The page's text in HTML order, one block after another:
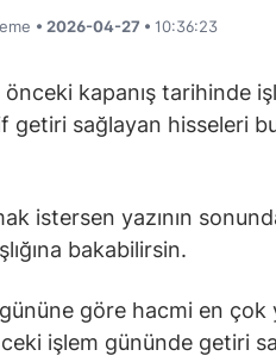
• 2026-04-27 • 10:36:23
önceki kapanış tarihinde
getiri sağlayan hisseleri
istersen yazının
bakabilirsin.
göre hacmi en çok
işlem gününde getiri